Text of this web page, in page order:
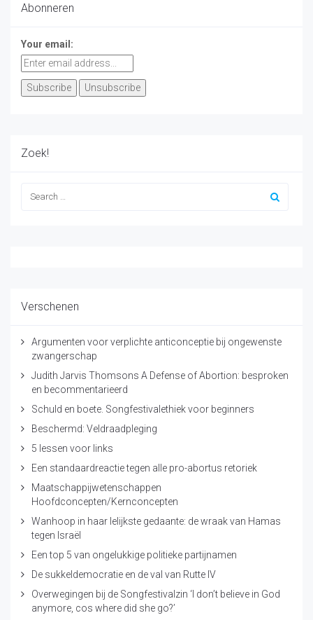
Abonneren
Your email:
Zoek!
Verschenen
Argumenten voor verplichte anticonceptie bij ongewenste
zwangerschap
Judith Jarvis Thomsons A Defense of Abortion: besproken
en becommentarieerd
Schuld en boete. Songfestivalethiek voor beginners
Beschermd: Veldraadpleging
5 lessen voor links
Een standaardreactie tegen alle pro-abortus retoriek
Maatschappijwetenschappen
Hoofdconcepten/Kernconcepten
Wanhoop in haar lelijkste gedaante: de wraak van Hamas
tegen Israël
Een top 5 van ongelukkige politieke partijnamen
De sukkeldemocratie en de val van Rutte IV
Overwegingen bij de Songfestivalzin ‘I don’t believe in God
anymore, cos where did she go?’